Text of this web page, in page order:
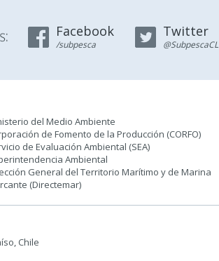
Facebook
/subpesca
Twitter
@SubpescaCL
del Medio Ambiente
de Fomento de la Producción (CORFO)
de Evaluación Ambiental (SEA)
Ambiental
General del Territorio Marítimo y de Marina
(Directemar)
Chile